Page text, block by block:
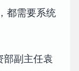
都需要系统
部副主任袁